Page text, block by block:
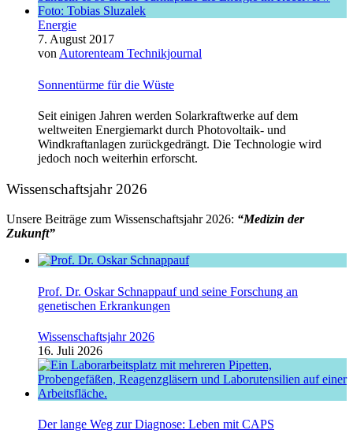
Energie
7. August 2017
vonAutorenteam Technikjournal
Sonnentürme für die Wüste
Seit einigen Jahren werden Solarkraftwerke auf dem
weltweiten Energiemarkt durch Photovoltaik- und
Windkraftanlagen zurückgedrängt. Die Technologie wird
jedoch noch weiterhin erforscht.
Wissenschaftsjahr 2026
Unsere Beiträge zum Wissenschaftsjahr 2026: “Medizin der
Zukunft”
Prof. Dr. Oskar Schnappauf und seine Forschung an
genetischen Erkrankungen
Wissenschaftsjahr 2026
16. Juli 2026
Der lange Weg zur Diagnose: Leben mit CAPS